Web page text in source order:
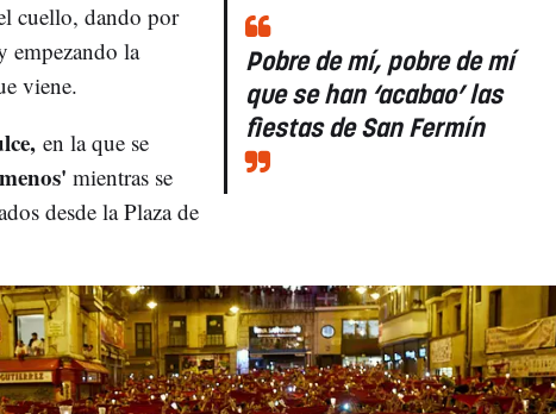
Pobre de mí, pobre de mí
que se han ‘acabao’ las
fiestas de San Fermín
cuello, dando por
empezando la
viene.
en la que se
mientras se
desde la Plaza de